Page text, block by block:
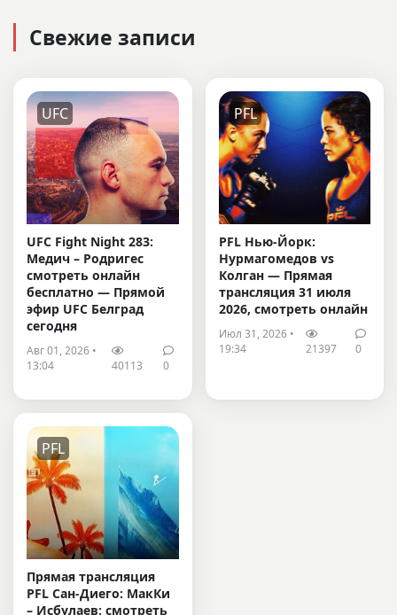
Свежие записи
UFC
UFC Fight Night 283:
Медич – Родригес
смотреть онлайн
бесплатно — Прямой
эфир UFC Белград
сегодня
Авг 01, 2026 •
13:04
40113 0
PFL
PFL Нью-Йорк:
Нурмагомедов vs
Колган — Прямая
трансляция 31 июля
2026, смотреть онлайн
Июл 31, 2026 •
19:34
21397 0
PFL
Прямая трансляция
PFL Сан-Диего: МакКи
– Исбулаев: смотреть